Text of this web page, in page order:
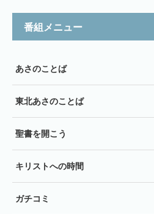
番組メニュー
あさのことば
東北あさのことば
聖書を開こう
キリストへの時間
ガチコミ